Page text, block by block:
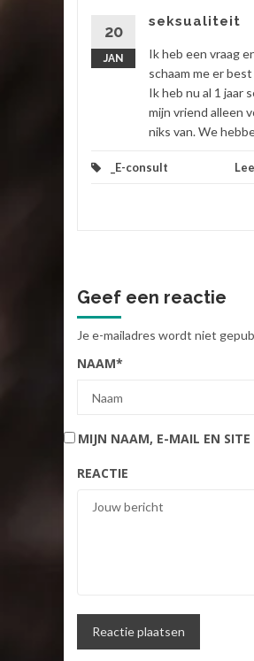
20
JAN
seksualiteit
Ik heb een vraag
schaam me er
Ik heb nu al 1 jaar
mijn vriend alleen
niks van. We
_E-consult
Geef een reactie
Je e-mailadres wordt niet
NAAM*
MIJN NAAM, E-MAIL EN SITE
REACTIE